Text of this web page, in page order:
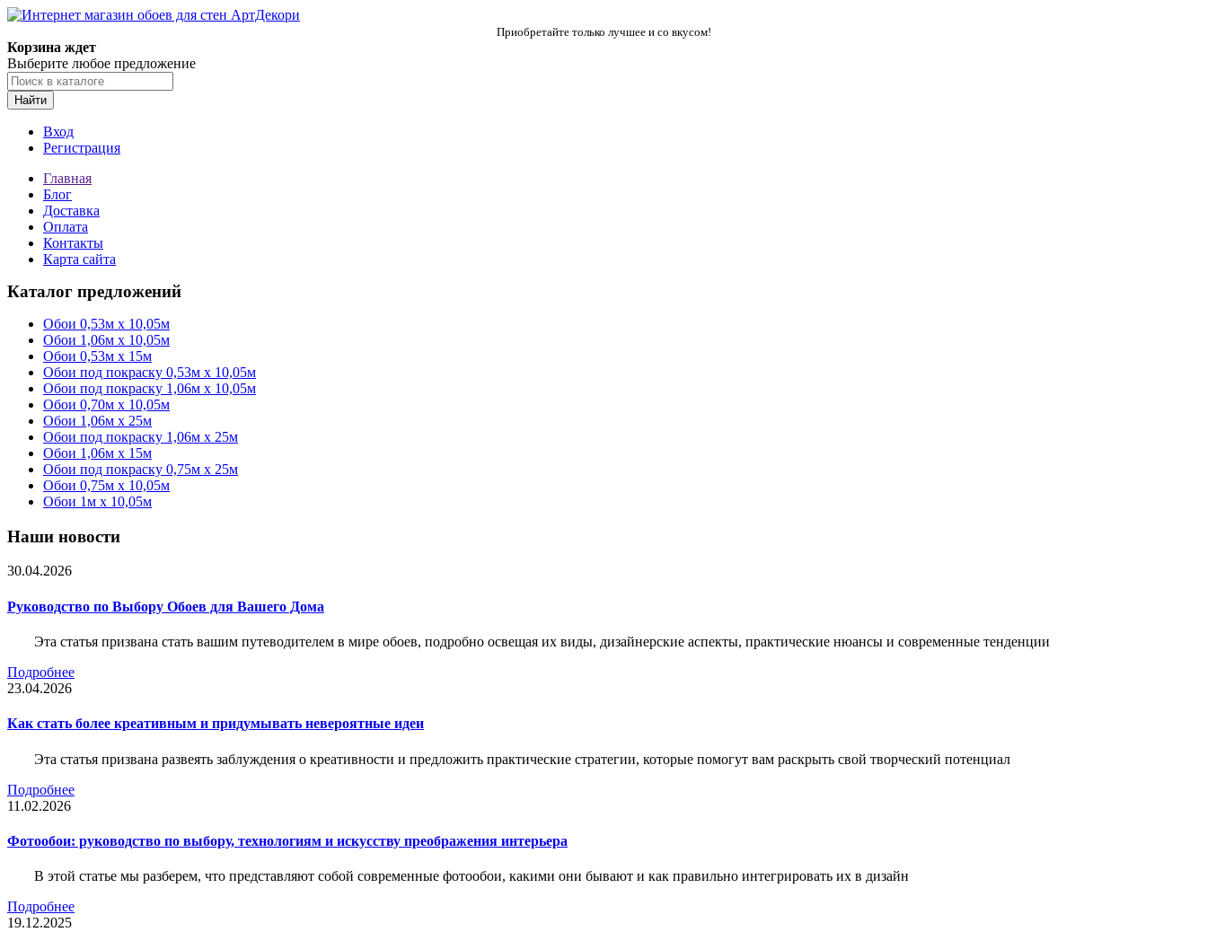
Приобретайте только лучшее и со вкусом!
Корзина ждет
Выберите любое предложение
Найти
Вход
Регистрация
Главная
Блог
Доставка
Оплата
Контакты
Карта сайта
Каталог предложений
Обои 0,53м x 10,05м
Обои 1,06м х 10,05м
Обои 0,53м x 15м
Обои под покраску 0,53м x 10,05м
Обои под покраску 1,06м х 10,05м
Обои 0,70м x 10,05м
Обои 1,06м x 25м
Обои под покраску 1,06м x 25м
Обои 1,06м x 15м
Обои под покраску 0,75м x 25м
Обои 0,75м x 10,05м
Обои 1м х 10,05м
Наши новости
30.04.2026
Руководство по Выбору Обоев для Вашего Дома
Эта статья призвана стать вашим путеводителем в мире обоев, подробно освещая их виды, дизайнерские аспекты, практические нюансы и современные тенденции
Подробнее
23.04.2026
Как стать более креативным и придумывать невероятные идеи
Эта статья призвана развеять заблуждения о креативности и предложить практические стратегии, которые помогут вам раскрыть свой творческий потенциал
Подробнее
11.02.2026
Фотообои: руководство по выбору, технологиям и искусству преображения интерьера
В этой статье мы разберем, что представляют собой современные фотообои, какими они бывают и как правильно интегрировать их в дизайн
Подробнее
19.12.2025